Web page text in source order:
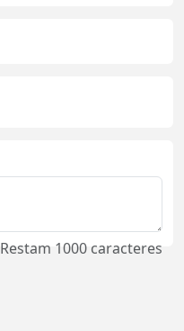
Restam 1000caracteres